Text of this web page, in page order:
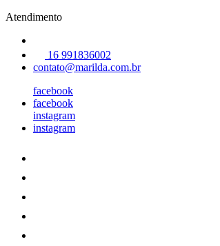
Atendimento
16 991836002
contato@marilda.com.br
facebook
facebook
instagram
instagram